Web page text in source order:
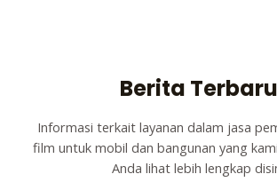
Berita Terbaru
Informasi terkait layanan dalam jasa
film untuk mobil dan bangunan yang
Anda lihat lebih lengkap